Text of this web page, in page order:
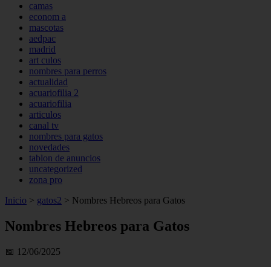
camas
econom a
mascotas
aedpac
madrid
art culos
nombres para perros
actualidad
acuariofilia 2
acuariofilia
articulos
canal tv
nombres para gatos
novedades
tablon de anuncios
uncategorized
zona pro
Inicio > gatos2 > Nombres Hebreos para Gatos
Nombres Hebreos para Gatos
📅 12/06/2025